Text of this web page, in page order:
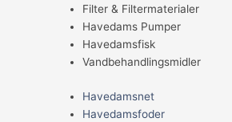
Filter & Filtermaterialer
Havedams Pumper
Havedamsfisk
Vandbehandlingsmidler
Havedamsnet
Havedamsfoder